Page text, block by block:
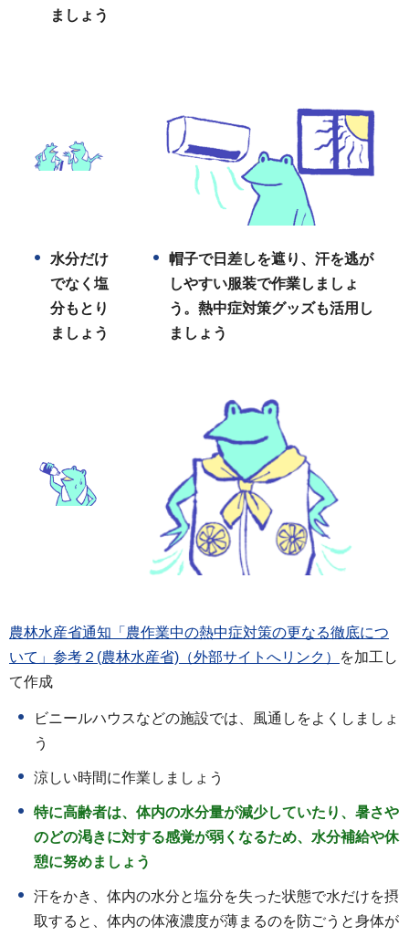
ましょう
水分だけ
でなく塩
分もとり
ましょう
帽子で日差しを遮り、汗を逃が
しやすい服装で作業しましょ
う。熱中症対策グッズも活用し
ましょう
農林水産省通知「農作業中の熱中症対策の更なる徹底につ
いて」参考２(農林水産省)（外部サイトへリンク）
を加工し
て作成
ビニールハウスなどの施設では、風通しをよくしましょ
う
涼しい時間に作業しましょう
特に高齢者は、体内の水分量が減少していたり、暑さや
のどの渇きに対する感覚が弱くなるため、水分補給や休
憩に努めましょう
汗をかき、体内の水分と塩分を失った状態で水だけを摂
取すると、体内の体液濃度が薄まるのを防ごうと身体が